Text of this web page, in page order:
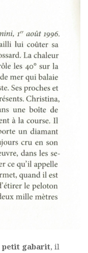
petit gabarit, il